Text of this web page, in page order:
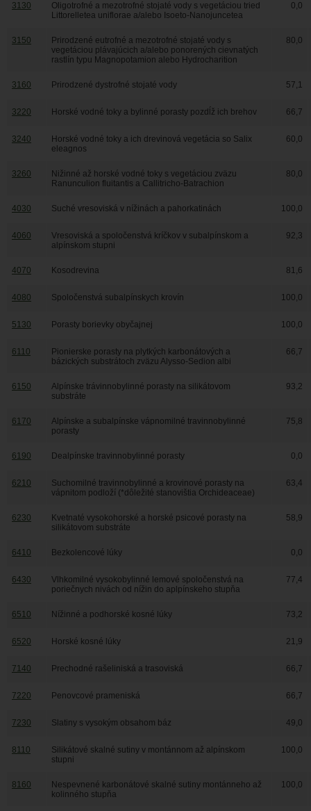
3130
Oligotrofné a mezotrofné stojaté vody s vegetáciou tried
Littorelletea uniflorae a/alebo Isoeto-Nanojuncetea
0,0
3150
Prirodzené eutrofné a mezotrofné stojaté vody s
vegetáciou plávajúcich a/alebo ponorených cievnatých
rastlín typu Magnopotamion alebo Hydrocharition
80,0
3160 Prirodzené dystrofné stojaté vody 57,1
3220 Horské vodné toky a bylinné porasty pozdĺž ich brehov 66,7
3240
Horské vodné toky a ich drevinová vegetácia so Salix
eleagnos
60,0
3260
Nižinné až horské vodné toky s vegetáciou zväzu
Ranunculion fluitantis a Callitricho-Batrachion
80,0
4030 Suché vresoviská v nížinách a pahorkatinách 100,0
4060
Vresoviská a spoločenstvá kríčkov v subalpínskom a
alpínskom stupni
92,3
4070 Kosodrevina 81,6
4080 Spoločenstvá subalpínskych krovín 100,0
5130 Porasty borievky obyčajnej 100,0
6110
Pionierske porasty na plytkých karbonátových a
bázických substrátoch zväzu Alysso-Sedion albi
66,7
6150
Alpínske trávinnobylinné porasty na silikátovom
substráte
93,2
6170
Alpínske a subalpínske vápnomilné travinnobylinné
porasty
75,8
6190 Dealpínske travinnobylinné porasty 0,0
6210
Suchomilné travinnobylinné a krovinové porasty na
vápnitom podloží (*dôležité stanovištia Orchideaceae)
63,4
6230
Kvetnaté vysokohorské a horské psicové porasty na
silikátovom substráte
58,9
6410 Bezkolencové lúky 0,0
6430
Vlhkomilné vysokobylinné lemové spoločenstvá na
poriečnych nivách od nížin do aplpínskeho stupňa
77,4
6510 Nížinné a podhorské kosné lúky 73,2
6520 Horské kosné lúky 21,9
7140 Prechodné rašeliniská a trasoviská 66,7
7220 Penovcové prameniská 66,7
7230 Slatiny s vysokým obsahom báz 49,0
8110
Silikátové skalné sutiny v montánnom až alpínskom
stupni
100,0
8160
Nespevnené karbonátové skalné sutiny montánneho až
kolinného stupňa
100,0